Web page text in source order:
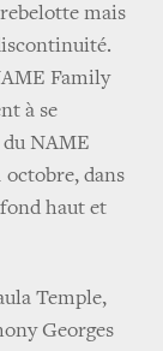
mais
Family
à se
NAME
octobre, dans
haut et
Temple,
Georges